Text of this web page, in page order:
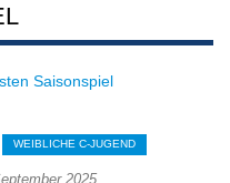
WEIBLICHE C-JUGEND
2025